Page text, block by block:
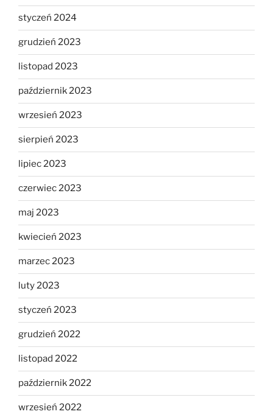
styczeń 2024
grudzień 2023
listopad 2023
październik 2023
wrzesień 2023
sierpień 2023
lipiec 2023
czerwiec 2023
maj 2023
kwiecień 2023
marzec 2023
luty 2023
styczeń 2023
grudzień 2022
listopad 2022
październik 2022
wrzesień 2022